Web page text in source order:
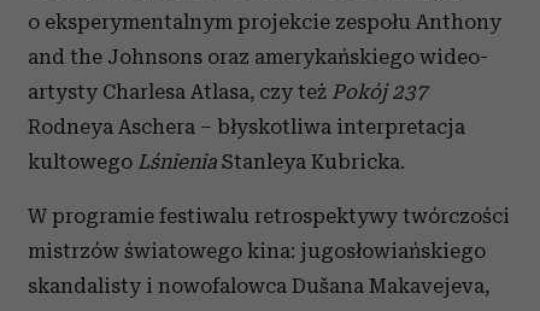
o eksperymentalnym projekcie zespołu Anthony
and the Johnsons oraz amerykańskiego wideo-
artysty Charlesa Atlasa, czy też Pokój 237
Rodneya Aschera – błyskotliwa interpretacja
kultowego Lśnienia Stanleya Kubricka.
W programie festiwalu retrospektywy twórczości
mistrzów światowego kina: jugosłowiańskiego
skandalisty i nowofalowca Dušana Makavejeva,